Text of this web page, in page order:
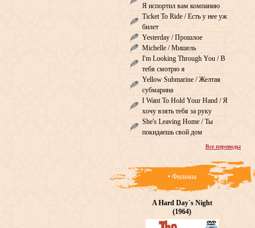
Я испортил вам компанию
Ticket To Ride / Есть у нее уж
билет
Yesterday / Прошлое
Michelle / Мишель
I'm Looking Through You / В
тебя смотрю я
Yellow Submarine / Желтая
субмарина
I Want To Hold Your Hand / Я
хочу взять тебя за руку
She's Leaving Home / Ты
покидаешь свой дом
Все переводы
• Фильмы
A Hard Day`s Night
(1964)